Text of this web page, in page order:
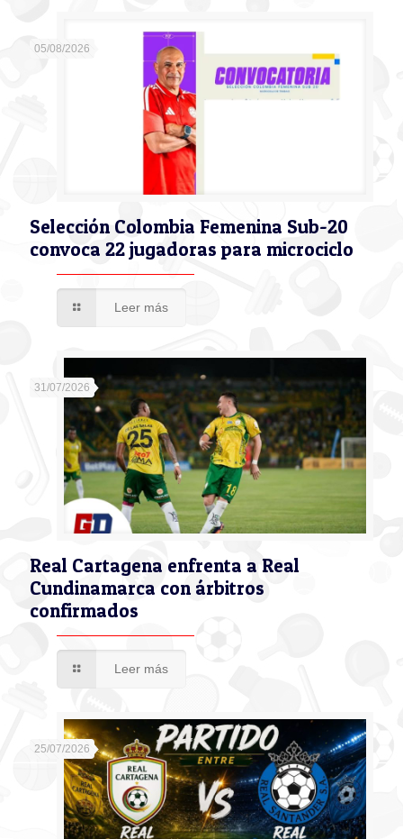
05/08/2026
Selección Colombia Femenina Sub-20
convoca 22 jugadoras para microciclo
Leer más
31/07/2026
Real Cartagena enfrenta a Real
Cundinamarca con árbitros
confirmados
Leer más
25/07/2026